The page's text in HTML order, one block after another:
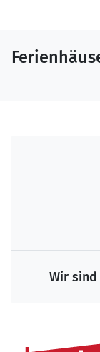
Wir sind